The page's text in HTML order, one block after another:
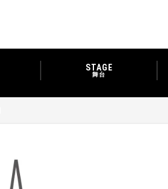
STAGE
舞台